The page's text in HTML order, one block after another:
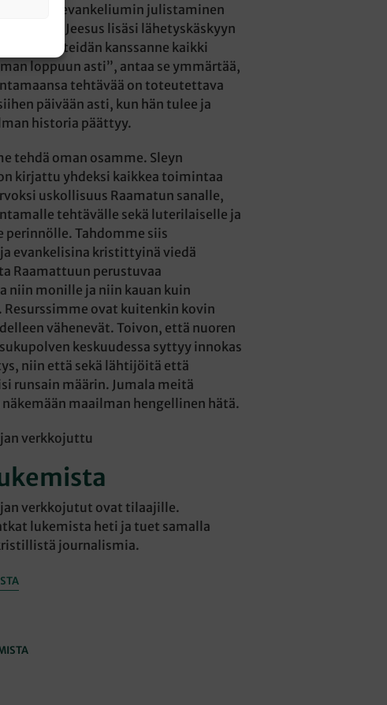
kuin evankeliumin julistaminen
Kun Jeesus lisäsi lähetyskäskyyn
olen teidän kanssanne kaikki
loppuun asti”, antaa se ymmärtää,
tehtävää on toteutettava
päivään asti, kun hän tulee ja
historia päättyy.
tehdä oman osamme. Sleyn
kirjattu yhdeksi kaikkea toimintaa
uskollisuus Raamatun sanalle,
tehtävälle sekä luterilaiselle ja
perinnölle. Tahdomme siis
evankelisina kristittyinä viedä
Raamattuun perustuvaa
niin monille ja niin kauan kuin
ovat kuitenkin kovin
vähenevät. Toivon, että nuoren
keskuudessa syttyy innokas
niin että sekä lähtijöitä että
runsain määrin. Jumala meitä
maailman hengellinen hätä.
verkkojuttu
verkkojutut ovat tilaajille.
lukemista heti ja tuet samalla
journalismia.